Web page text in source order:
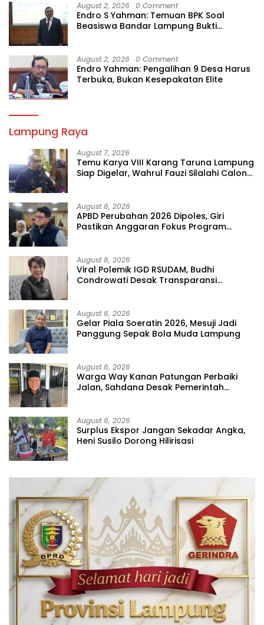
August 2, 2026 0 Comment
Endro S Yahman: Temuan BPK Soal
Beasiswa Bandar Lampung Bukti
August 2, 2026 0 Comment
Endro Yahman: Pengalihan 9 Desa Harus
Terbuka, Bukan Kesepakatan Elite
Lampung Raya
August 7, 2026
Temu Karya VIII Karang Taruna Lampung
Siap Digelar, Wahrul Fauzi Silalahi Calon
August 6, 2026
APBD Perubahan 2026 Dipoles, Giri
Pastikan Anggaran Fokus Program
August 6, 2026
Viral Polemik IGD RSUDAM, Budhi
Condrowati Desak Transparansi
August 6, 2026
Gelar Piala Soeratin 2026, Mesuji Jadi
Panggung Sepak Bola Muda Lampung
August 6, 2026
Warga Way Kanan Patungan Perbaiki
Jalan, Sahdana Desak Pemerintah
August 6, 2026
Surplus Ekspor Jangan Sekadar Angka,
Heni Susilo Dorong Hilirisasi